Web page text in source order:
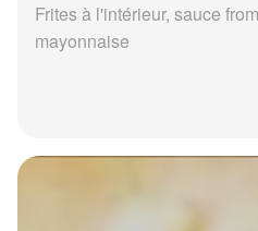
Frites à l'intérieur, sauce
mayonnaise